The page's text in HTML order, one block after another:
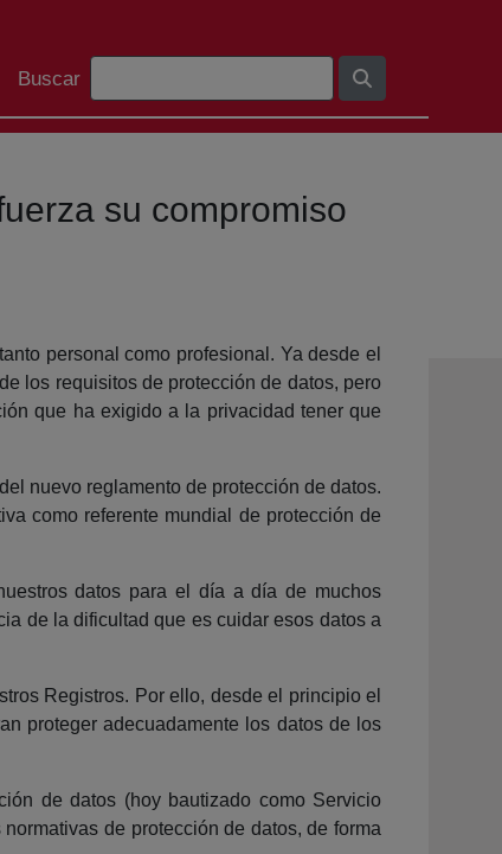
Bilaketa barra
Buscar
su compromiso
personal como profesional. Ya desde el
los requisitos de protección de datos, pero
que ha exigido a la privacidad tener que
nuevo reglamento de protección de datos.
como referente mundial de protección de
datos para el día a día de muchos
de la dificultad que es cuidar esos datos a
Registros. Por ello, desde el principio el
proteger adecuadamente los datos de los
de datos (hoy bautizado como Servicio
de protección de datos, de forma